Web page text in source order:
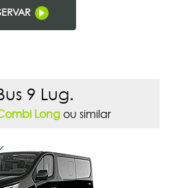
9 Lug.
Long ou similar